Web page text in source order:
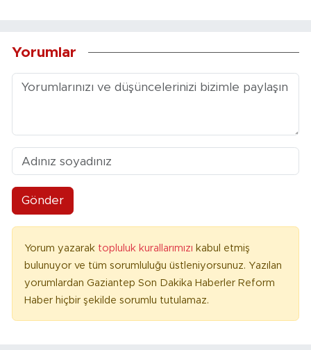
Yorumlar
Gönder
Yorum yazarak topluluk kurallarımızı kabul etmiş
bulunuyor ve tüm sorumluluğu üstleniyorsunuz. Yazılan
yorumlardan Gaziantep Son Dakika Haberler Reform
Haber hiçbir şekilde sorumlu tutulamaz.